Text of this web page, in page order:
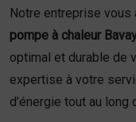
Notre entreprise vous
pompe à chaleur
optimal et durable de
expertise à votre
d’énergie tout au long